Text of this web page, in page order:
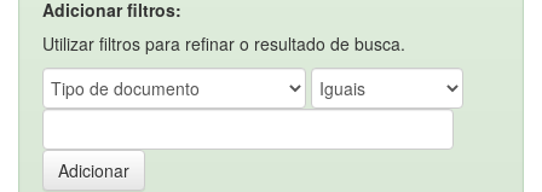
Adicionar filtros:
Utilizar filtros para refinar o resultado de busca.